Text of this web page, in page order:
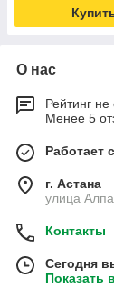
О нас
Рейтинг
Менее 5
Работает
г. Астана
улица
Контакты
Сегодня
Показать